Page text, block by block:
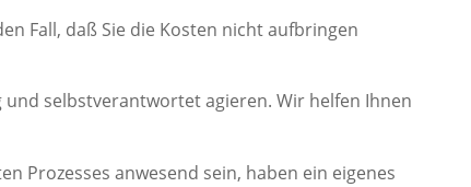
Fall, daß Sie die Kosten nicht aufbringen
selbstverantwortet agieren. Wir helfen Ihnen
Prozesses anwesend sein, haben ein eigenes